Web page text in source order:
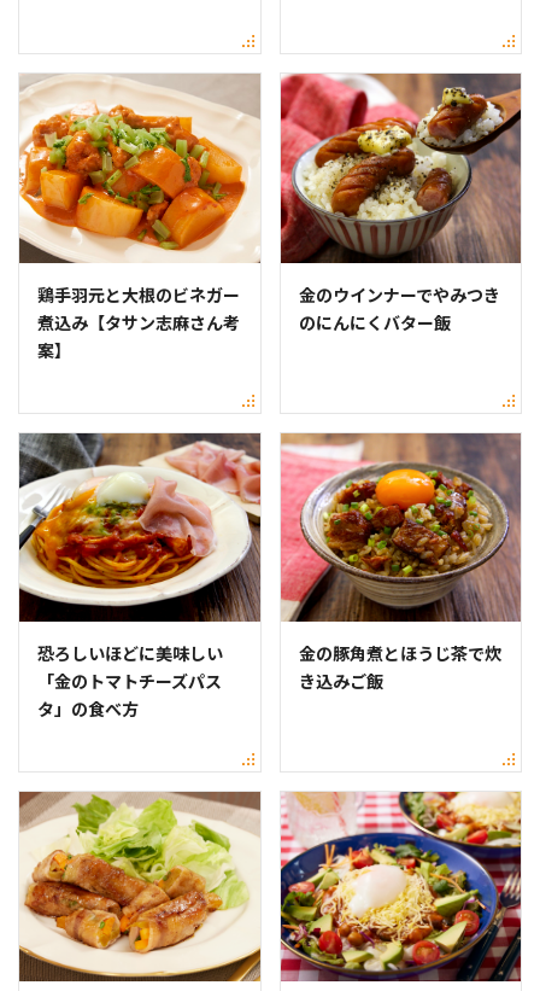
鶏手羽元と大根のビネガー
煮込み【タサン志麻さん考
案】
金のウインナーでやみつき
のにんにくバター飯
恐ろしいほどに美味しい
「金のトマトチーズパス
タ」の食べ方
金の豚角煮とほうじ茶で炊
き込みご飯